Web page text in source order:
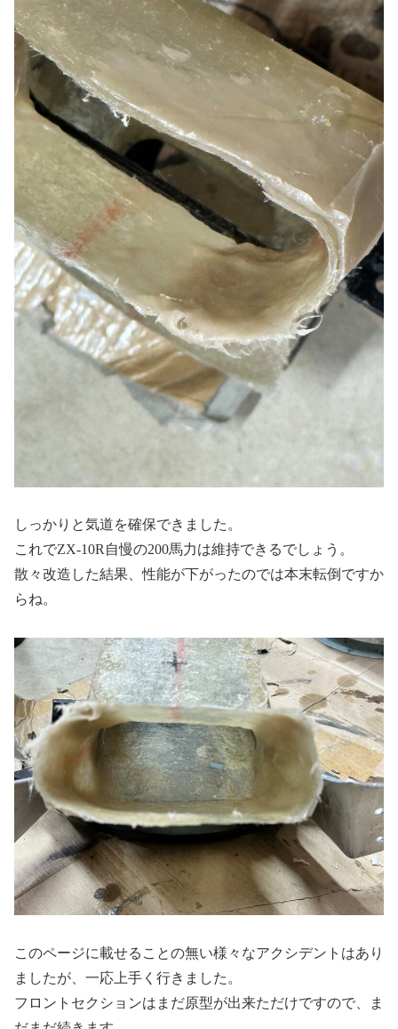
しっかりと気道を確保できました。
これでZX-10R自慢の200馬力は維持できるでしょう。
散々改造した結果、性能が下がったのでは本末転倒ですか
らね。
このページに載せることの無い様々なアクシデントはあり
ましたが、一応上手く行きました。
フロントセクションはまだ原型が出来ただけですので、ま